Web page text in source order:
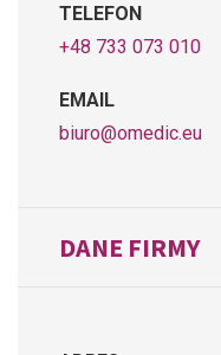
TELEFON
+48 733 073 010
EMAIL
biuro@omedic.eu
DANE FIRMY